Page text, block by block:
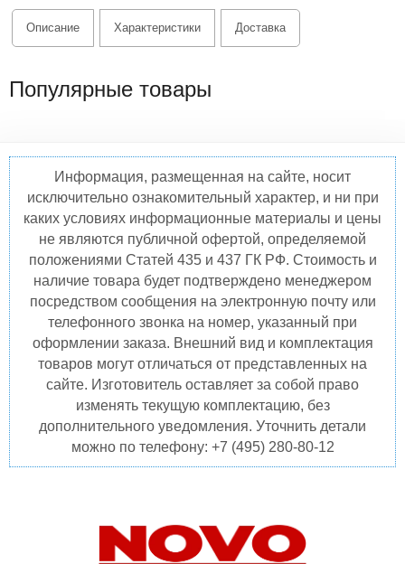
Описание Характеристики Доставка
Популярные товары
Информация, размещенная на сайте, носит
исключительно ознакомительный характер, и ни при
каких условиях информационные материалы и цены
не являются публичной офертой, определяемой
положениями Статей 435 и 437 ГК РФ. Стоимость и
наличие товара будет подтверждено менеджером
посредством сообщения на электронную почту или
телефонного звонка на номер, указанный при
оформлении заказа. Внешний вид и комплектация
товаров могут отличаться от представленных на
сайте. Изготовитель оставляет за собой право
изменять текущую комплектацию, без
дополнительного уведомления. Уточнить детали
можно по телефону: +7 (495) 280-80-12